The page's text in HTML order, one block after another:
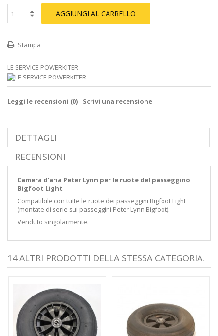
AGGIUNGI AL CARRELLO
Stampa
LE SERVICE POWERKITER
Leggi le recensioni (0) Scrivi una recensione
DETTAGLI
RECENSIONI
Camera d'aria Peter Lynn per le ruote del passeggino
Bigfoot Light
Compatibile con tutte le ruote dei passeggini Bigfoot Light
(montate di serie sui passeggini Peter Lynn Bigfoot).
Venduto singolarmente.
14 ALTRI PRODOTTI DELLA STESSA CATEGORIA: